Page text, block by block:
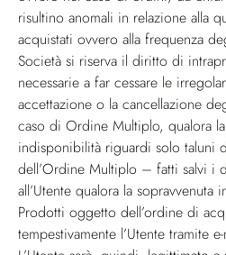
risultino anomali in relazione alla
acquistati ovvero alla frequenza
Società si riserva il diritto di
necessarie a far cessare le
accettazione o la cancellazione
caso di Ordine Multiplo, qualora
indisponibilità riguardi solo taluni
dell’Ordine Multiplo – fatti salvi i
all’Utente qualora la
Prodotti oggetto dell’ordine di
tempestivamente l’Utente tramite